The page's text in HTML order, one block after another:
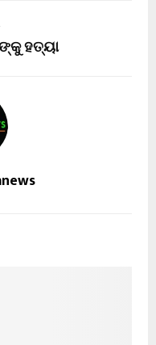
ହତ୍ୟା